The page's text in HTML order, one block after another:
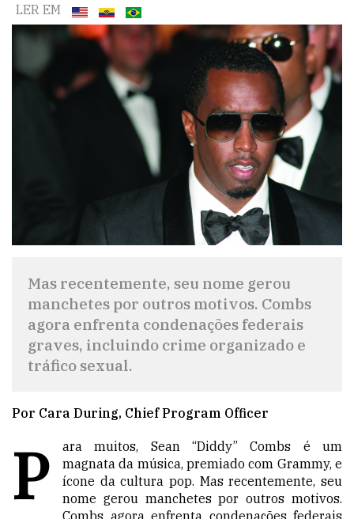
LER EM
Mas recentemente, seu nome gerou
manchetes por outros motivos. Combs
agora enfrenta condenações federais
graves, incluindo crime organizado e
tráfico sexual.
Por Cara During, Chief Program Officer
P
ara muitos, Sean “Diddy” Combs é um
magnata da música, premiado com Grammy, e
ícone da cultura pop. Mas recentemente, seu
nome gerou manchetes por outros motivos.
Combs agora enfrenta condenações federais